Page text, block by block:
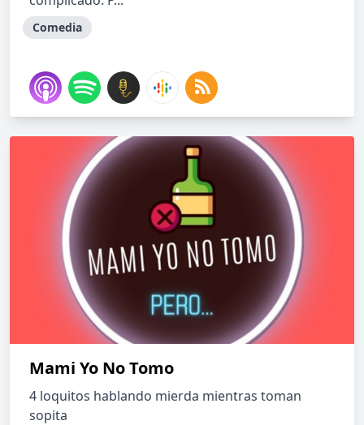
Comedia
Mami Yo No Tomo
4 loquitos hablando mierda mientras toman
sopita